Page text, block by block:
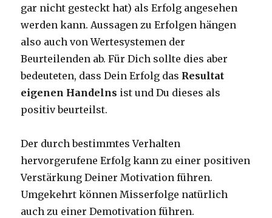
gar nicht gesteckt hat) als Erfolg angesehen
werden kann. Aussagen zu Erfolgen hängen
also auch von Wertesystemen der
Beurteilenden ab. Für Dich sollte dies aber
bedeuteten, dass Dein Erfolg das Resultat
eigenen Handelns ist und Du dieses als
positiv beurteilst.
Der durch bestimmtes Verhalten
hervorgerufene Erfolg kann zu einer positiven
Verstärkung Deiner Motivation führen.
Umgekehrt können Misserfolge natürlich
auch zu einer Demotivation führen.